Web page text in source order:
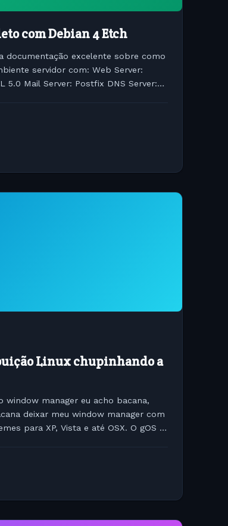
com Debian 4 Etch
documentação excelente sobre como
servidor com: Web Server:
5.0 Mail Server: Postfix DNS Server:
Linux chupinhando a
window manager eu acho bacana,
deixar meu window manager com
para XP, Vista e até OSX. O gOS é